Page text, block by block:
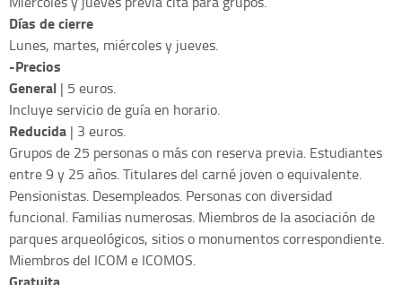
Días de cierre
Lunes, martes, miércoles y jueves.
-Precios
General | 5 euros.
Incluye servicio de guía en horario.
Reducida | 3 euros.
Grupos de 25 personas o más con reserva previa. Estudiantes
entre 9 y 25 años. Titulares del carné joven o equivalente.
Pensionistas. Desempleados. Personas con diversidad
funcional. Familias numerosas. Miembros de la asociación de
parques arqueológicos, sitios o monumentos correspondiente.
Miembros del ICOM e ICOMOS.
Gratuita